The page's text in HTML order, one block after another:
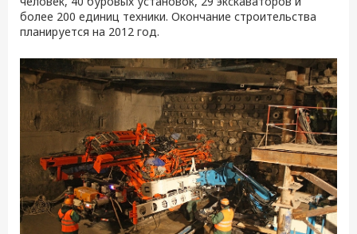
более 200 единиц техники. Окончание строительства
планируется на 2012 год.